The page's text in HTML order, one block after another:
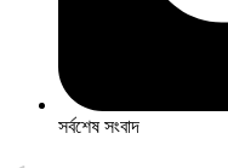
সর্বশেষ সংবাদ